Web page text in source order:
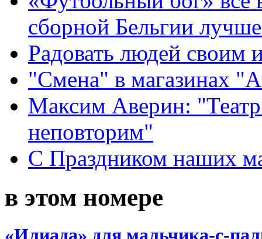
сборной Бельгии
Радовать людей своим
"Смена" в магазинах
Максим Аверин:
неповторим"
С Праздником наших
в этом номере
«Илиада» для мальчика-с-